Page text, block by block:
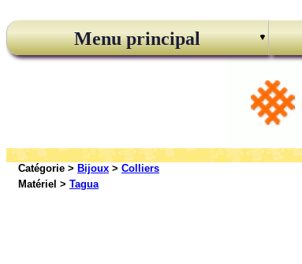
Menu principal
Catégorie > Bijoux > Colliers
Matériel > Tagua